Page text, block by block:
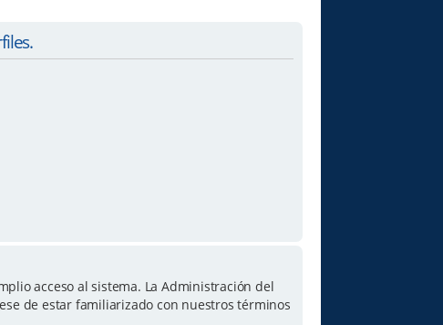
acceso al sistema. La Administración del
de estar familiarizado con nuestros términos